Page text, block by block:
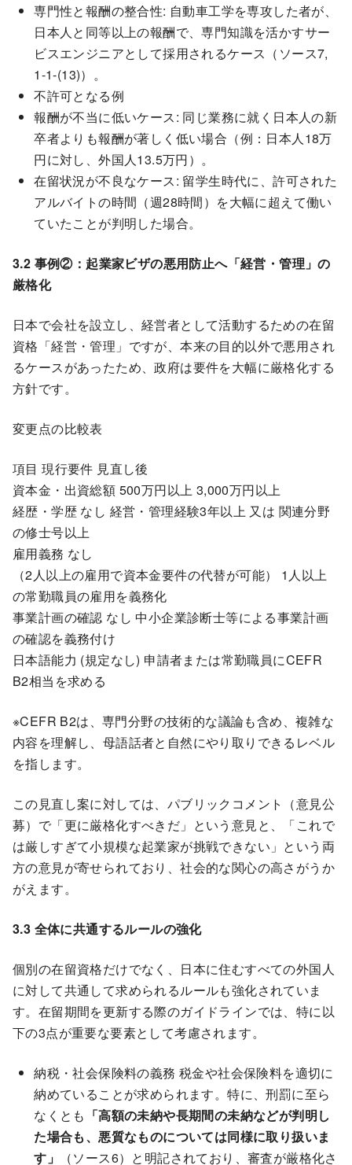
専門性と報酬の整合性: 自動車工学を専攻した者が、
日本人と同等以上の報酬で、専門知識を活かすサー
ビスエンジニアとして採用されるケース（ソース7,
1-1-(13)）。
不許可となる例
報酬が不当に低いケース: 同じ業務に就く日本人の新
卒者よりも報酬が著しく低い場合（例：日本人18万
円に対し、外国人13.5万円）。
在留状況が不良なケース: 留学生時代に、許可された
アルバイトの時間（週28時間）を大幅に超えて働い
ていたことが判明した場合。
3.2 事例②：起業家ビザの悪用防止へ「経営・管理」の
厳格化
日本で会社を設立し、経営者として活動するための在留
資格「経営・管理」ですが、本来の目的以外で悪用され
るケースがあったため、政府は要件を大幅に厳格化する
方針です。
変更点の比較表
項目 現行要件 見直し後
資本金・出資総額 500万円以上 3,000万円以上
経歴・学歴 なし 経営・管理経験3年以上 又は 関連分野
の修士号以上
雇用義務 なし
（2人以上の雇用で資本金要件の代替が可能） 1人以上
の常勤職員の雇用を義務化
事業計画の確認 なし 中小企業診断士等による事業計画
の確認を義務付け
日本語能力 (規定なし) 申請者または常勤職員にCEFR
B2相当を求める
※CEFR B2は、専門分野の技術的な議論も含め、複雑な
内容を理解し、母語話者と自然にやり取りできるレベル
を指します。
この見直し案に対しては、パブリックコメント（意見公
募）で「更に厳格化すべきだ」という意見と、「これで
は厳しすぎて小規模な起業家が挑戦できない」という両
方の意見が寄せられており、社会的な関心の高さがうか
がえます。
3.3 全体に共通するルールの強化
個別の在留資格だけでなく、日本に住むすべての外国人
に対して共通して求められるルールも強化されていま
す。在留期間を更新する際のガイドラインでは、特に以
下の3点が重要な要素として考慮されます。
納税・社会保険料の義務 税金や社会保険料を適切に
納めていることが求められます。特に、刑罰に至ら
なくとも 「高額の未納や長期間の未納などが判明し
た場合も、悪質なものについては同様に取り扱いま
す」
（ソース6）と明記されており、審査が厳格化さ